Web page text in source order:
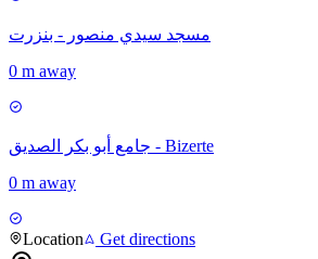
مسجد سيدي منصور - بنزرت
0 m away
جامع أبو بكر الصديق - Bizerte
0 m away
Location Get directions